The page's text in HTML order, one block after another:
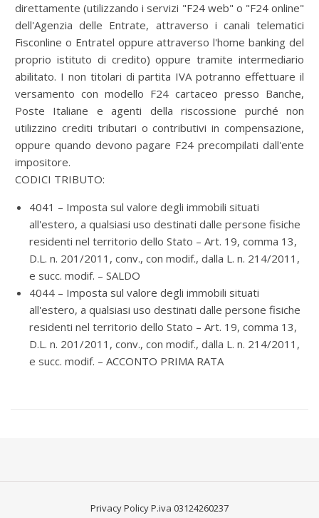
direttamente (utilizzando i servizi "F24 web" o "F24 online"
dell'Agenzia delle Entrate, attraverso i canali telematici
Fisconline o Entratel oppure attraverso l'home banking del
proprio istituto di credito) oppure tramite intermediario
abilitato. I non titolari di partita IVA potranno effettuare il
versamento con modello F24 cartaceo presso Banche,
Poste Italiane e agenti della riscossione purché non
utilizzino crediti tributari o contributivi in compensazione,
oppure quando devono pagare F24 precompilati dall'ente
impositore.
CODICI TRIBUTO:
4041 – Imposta sul valore degli immobili situati
all'estero, a qualsiasi uso destinati dalle persone fisiche
residenti nel territorio dello Stato – Art. 19, comma 13,
D.L. n. 201/2011, conv., con modif., dalla L. n. 214/2011,
e succ. modif. – SALDO
4044 – Imposta sul valore degli immobili situati
all'estero, a qualsiasi uso destinati dalle persone fisiche
residenti nel territorio dello Stato – Art. 19, comma 13,
D.L. n. 201/2011, conv., con modif., dalla L. n. 214/2011,
e succ. modif. – ACCONTO PRIMA RATA
Privacy PolicyP.iva 03124260237